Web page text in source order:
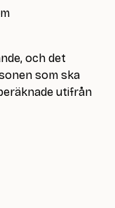
och det
som ska
utifrån